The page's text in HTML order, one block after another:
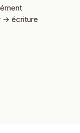
→ écriture